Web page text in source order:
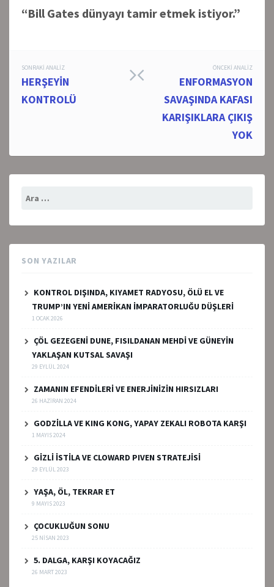
“Bill Gates dünyayı tamir etmek istiyor.”
Post
navigation
ÖNCEKI ANALIZ
ENFORMASYON
SAVAŞINDA KAFASI
KARIŞIKLARA ÇIKIŞ
YOK
SONRAKI ANALIZ
HERŞEYİN
KONTROLÜ
SON YAZILAR
KONTROL DIŞINDA, KIYAMET RADYOSU, ÖLÜ EL VE
TRUMP’IN YENİ AMERİKAN İMPARATORLUĞU DÜŞLERİ
1 OCAK 2026
ÇÖL GEZEGENİ DUNE, FISILDANAN MEHDİ VE GÜNEYİN
YAKLAŞAN KUTSAL SAVAŞI
29 EYLÜL 2024
ZAMANIN EFENDİLERİ VE ENERJİNİZİN HIRSIZLARI
26 HAZIRAN 2024
GODZİLLA VE KING KONG, YAPAY ZEKALI ROBOTA KARŞI
1 MAYIS 2024
GİZLİ İSTİLA VE CLOWARD PIVEN STRATEJİSİ
29 EYLÜL 2023
YAŞA, ÖL, TEKRAR ET
9 MAYIS 2023
ÇOCUKLUĞUN SONU
25 NISAN 2023
5. DALGA, KARŞI KOYACAĞIZ
26 MART 2023